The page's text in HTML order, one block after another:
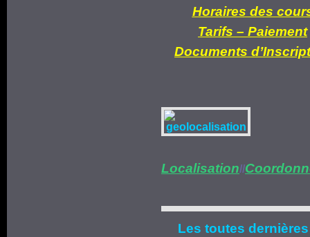
Horaires des
Tarifs – Paiement
Documents d’
Localisation//
Les toutes